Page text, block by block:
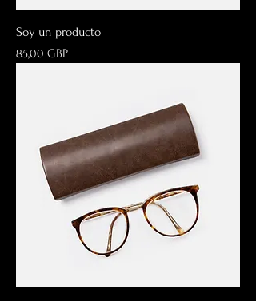
Soy un producto
Precio
85,00 GBP